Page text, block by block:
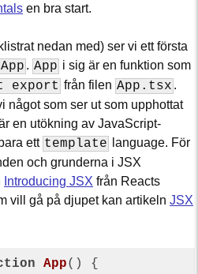
en bra start.
nedan med) ser vi ett första
App . App i sig är en funktion som
export från filen App.tsx .
något som ser ut som upphottat
en utökning av JavaScript-
ett template
language. För
och grunderna i JSX
Introducing JSX från Reacts
vill gå på djupet kan artikelnJSX
App( ) {